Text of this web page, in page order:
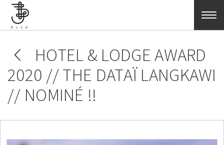
Aller au contenu principal
HOTEL & LODGE AWARD
2020 // THE DATAÏ LANGKAWI
// NOMINÉ !!